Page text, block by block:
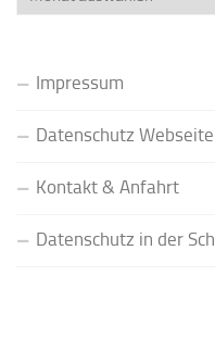
(Archiv)
Impressum
Datenschutz Webseite
Kontakt & Anfahrt
Datenschutz in der